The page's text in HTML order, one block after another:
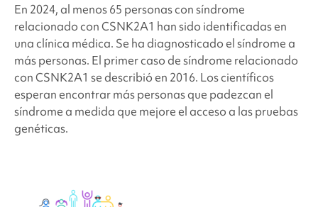
En 2024, al menos 65 personas consíndrome
relacionado con CSNK2A1 han sido identificadas en
una clínica médica. Se ha diagnosticado el síndrome a
más personas. El primer caso desíndrome relacionado
con CSNK2A1 se describió en 2016. Los científicos
esperan encontrar más personas que padezcan el
síndrome a medida que mejore el acceso a las pruebas
genéticas.